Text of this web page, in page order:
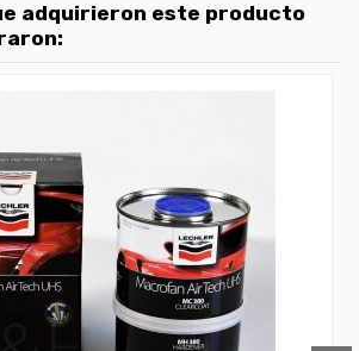
adquirieron este producto